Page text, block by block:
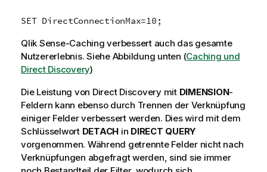
SET DirectConnectionMax=10;
Qlik Sense-Caching verbessert auch das gesamte
Nutzererlebnis. Siehe Abbildung unten (Caching und
Direct Discovery)
Die Leistung von Direct Discoverymit DIMENSION-
Feldern kann ebenso durch Trennen der Verknüpfung
einiger Felder verbessert werden. Dies wird mit dem
Schlüsselwort DETACH in DIRECT QUERY
vorgenommen. Während getrennte Felder nicht nach
Verknüpfungen abgefragt werden, sind sie immer